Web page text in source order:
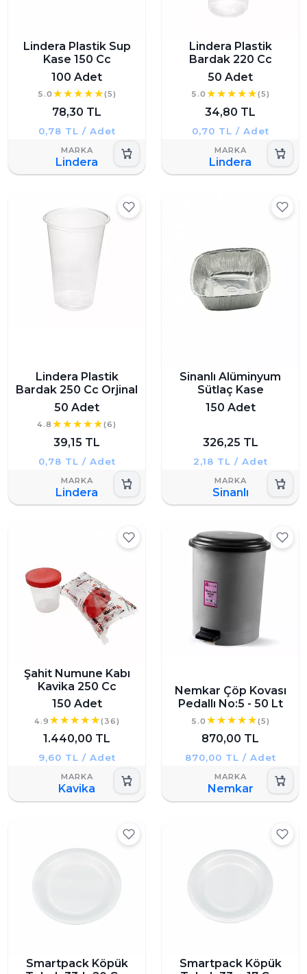
Lindera Plastik Sup
Kase 150 Cc
100 Adet
5.0 (5)
78,30 TL
0,78 TL / Adet
Lindera
Lindera Plastik
Bardak 220 Cc
50 Adet
5.0 (5)
34,80 TL
0,70 TL / Adet
Lindera
Lindera Plastik
Bardak 250 Cc Orjinal
50 Adet
4.8 (6)
39,15 TL
0,78 TL / Adet
Lindera
Sinanlı Alüminyum
Sütlaç Kase
150 Adet
326,25 TL
2,18 TL / Adet
Sinanlı
Şahit Numune Kabı
Kavika 250 Cc
150 Adet
4.9 (36)
1.440,00 TL
9,60 TL / Adet
Kavika
Nemkar Çöp Kovası
Pedallı No:5 - 50 Lt
5.0 (5)
870,00 TL
870,00 TL / Adet
Nemkar
Smartpack Köpük
Smartpack Köpük